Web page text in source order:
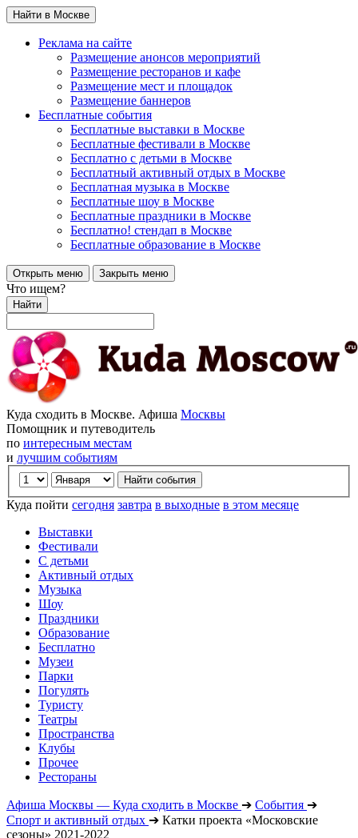
Найти в Москве
Реклама на сайте
Размещение анонсов мероприятий
Размещение ресторанов и кафе
Размещение мест и площадок
Размещение баннеров
Бесплатные события
Бесплатные выставки в Москве
Бесплатные фестивали в Москве
Бесплатно с детьми в Москве
Бесплатный активный отдых в Москве
Бесплатная музыка в Москве
Бесплатные шоу в Москве
Бесплатные праздники в Москве
Бесплатно! стендап в Москве
Бесплатные образование в Москве
Открыть меню Закрыть меню
Что ищем?
Найти
Куда сходить в Москве. Афиша Москвы
Помощник и путеводитель
по интересным местам
и лучшим событиям
Куда пойти сегодня завтра в выходные в этом месяце
Выставки
Фестивали
С детьми
Активный отдых
Музыка
Шоу
Праздники
Образование
Бесплатно
Музеи
Парки
Погулять
Туристу
Театры
Пространства
Клубы
Прочее
Рестораны
Афиша Москвы — Куда сходить в Москве ➔ События ➔
Спорт и активный отдых ➔ Катки проекта «Московские
сезоны» 2021-2022